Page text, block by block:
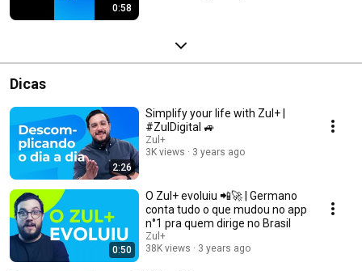
0:58
Dicas
2:26
Simplify your life with Zul+ |
#ZulDigital 🚙
Zul+
3K views
3 years ago
0:50
O Zul+ evoluiu 📲🚀 | Germano
conta tudo o que mudou no app
n°1 pra quem dirige no Brasil
Zul+
38K views
3 years ago